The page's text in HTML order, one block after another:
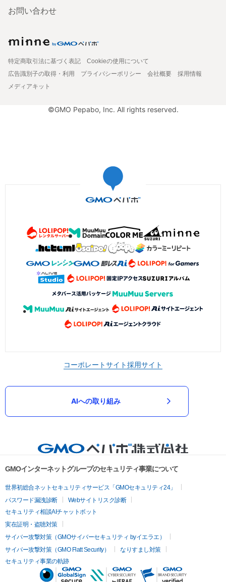
お問い合わせ
特定商取引法に基づく表記
Cookieの使用について
広告識別子の取得・利用
プライバシーポリシー 会社概要
採用情報
メディアキット
©GMO Pepabo, Inc. All rights reserved.
コーポレートサイト採用サイト
AIへの取り組み
GMOインターネットグループのセキュリティ事業について
世界初総合ネットセキュリティサービス「GMOセキュリティ24」
パスワード漏洩診断
Webサイトリスク診断
セキュリティ相談AIチャットボット
実在証明・盗聴対策
サイバー攻撃対策（GMOサイバーセキュリティ byイエラエ）
サイバー攻撃対策（GMO Flatt Security）
なりすまし対策
セキュリティ事業の軌跡